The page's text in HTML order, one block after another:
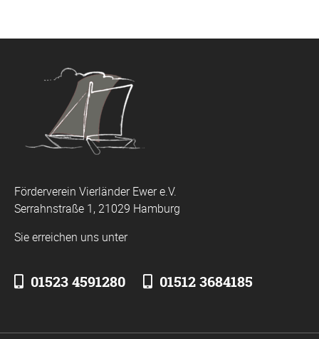
Förderverein Vierländer Ewer e.V.
Serrahnstraße 1, 21029 Hamburg
Sie erreichen uns unter
01523 4591280 01512 3684185